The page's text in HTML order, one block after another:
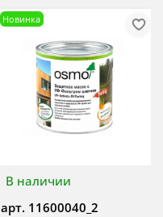
В наличии
Новинка
арт. 11600040_2